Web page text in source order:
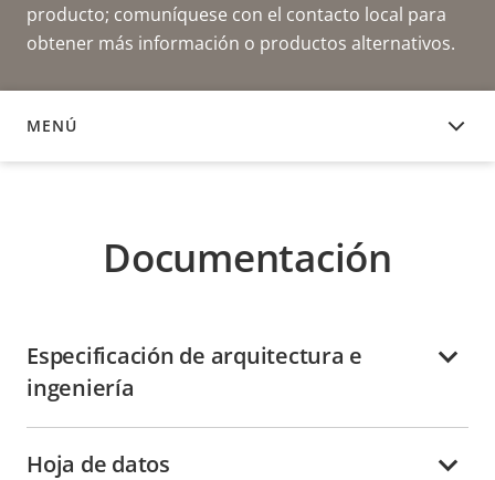
producto; comuníquese con el contacto local para
obtener más información o productos alternativos.
MENÚ
DOCUMENTACIÓN
Documentación
Especificación de arquitectura e
ingeniería
Hoja de datos